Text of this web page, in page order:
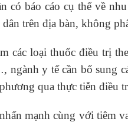
có báo cáo cụ thể về
trên địa bàn, không
các loại thuốc điều trị
ngành y tế cần bổ sung
qua thực tiễn
mạnh cùng với tiêm